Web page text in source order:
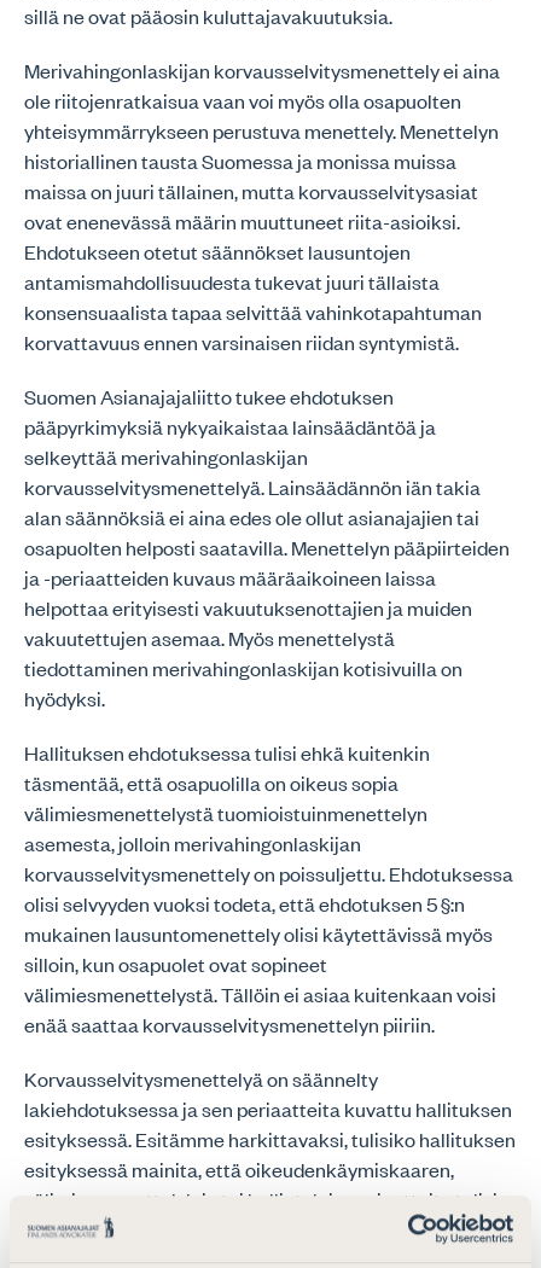
sillä ne ovat pääosin kuluttajavakuutuksia.
Merivahingonlaskijan korvausselvitysmenettely ei aina
ole riitojenratkaisua vaan voi myös olla osapuolten
yhteisymmärrykseen perustuva menettely. Menettelyn
historiallinen tausta Suomessa ja monissa muissa
maissa on juuri tällainen, mutta korvausselvitysasiat
ovat enenevässä määrin muuttuneet riita-asioiksi.
Ehdotukseen otetut säännökset lausuntojen
antamismahdollisuudesta tukevat juuri tällaista
konsensuaalista tapaa selvittää vahinkotapahtuman
korvattavuus ennen varsinaisen riidan syntymistä.
Suomen Asianajajaliitto tukee ehdotuksen
pääpyrkimyksiä nykyaikaistaa lainsäädäntöä ja
selkeyttää merivahingonlaskijan
korvausselvitysmenettelyä. Lainsäädännön iän takia
alan säännöksiä ei aina edes ole ollut asianajajien tai
osapuolten helposti saatavilla. Menettelyn pääpiirteiden
ja -periaatteiden kuvaus määräaikoineen laissa
helpottaa erityisesti vakuutuksenottajien ja muiden
vakuutettujen asemaa. Myös menettelystä
tiedottaminen merivahingonlaskijan kotisivuilla on
hyödyksi.
Hallituksen ehdotuksessa tulisi ehkä kuitenkin
täsmentää, että osapuolilla on oikeus sopia
välimiesmenettelystä tuomioistuinmenettelyn
asemesta, jolloin merivahingonlaskijan
korvausselvitysmenettely on poissuljettu. Ehdotuksessa
olisi selvyyden vuoksi todeta, että ehdotuksen 5 §:n
mukainen lausuntomenettely olisi käytettävissä myös
silloin, kun osapuolet ovat sopineet
välimiesmenettelystä. Tällöin ei asiaa kuitenkaan voisi
enää saattaa korvausselvitysmenettelyn piiriin.
Korvausselvitysmenettelyä on säännelty
lakiehdotuksessa ja sen periaatteita kuvattu hallituksen
esityksessä. Esitämme harkittavaksi, tulisiko hallituksen
esityksessä mainita, että oikeudenkäymiskaaren,
välimiesmenettelylain tai hallintolain periaatteita tulisi
tapauksen mukaan soveltaa analogisesti. Keskeisintä